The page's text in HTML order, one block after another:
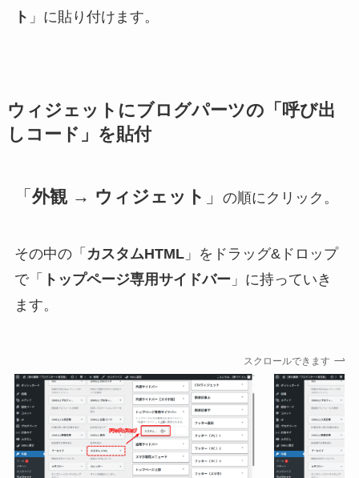
ト 」に貼り付けます。
ウィジェット にブログパーツの「呼び出
しコード」を貼付
「 外観 → ウィジェット 」 の順にクリック。
その中の「 カスタムHTML」をドラッグ&ドロップ
で「
トップページ専用サイドバー 」に持っていき
ます。
スクロールできます